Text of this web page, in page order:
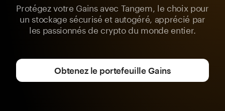
Protégez votre Gains avec Tangem, le choix pour
un stockage sécurisé et autogéré, apprécié par
les passionnés de crypto du monde entier.
Obtenez le portefeuille Gains